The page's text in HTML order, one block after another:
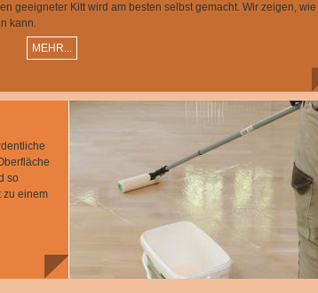
geeigneter Kitt wird am besten selbst gemacht. Wir zeigen, wie
kann.
MEHR...
so
zu einem